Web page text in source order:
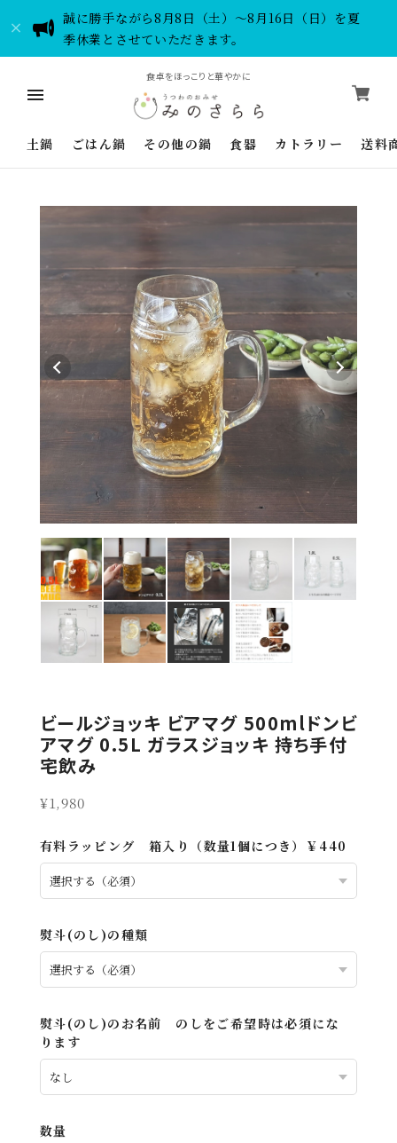
誠に勝手ながら8月8日（土）～8月16日（日）を夏
季休業とさせていただきます。
食卓をほっこりと華やかに
土鍋 ごはん鍋 その他の鍋 食器 カトラリー 送料
ビールジョッキ ビアマグ 500mlドンビ
アマグ 0.5L ガラスジョッキ 持ち手付
宅飲み
¥1,980
有料ラッピング 箱入り（数量1個につき）￥440
熨斗(のし)の種類
熨斗(のし)のお名前 のしをご希望時は必須にな
ります
数量